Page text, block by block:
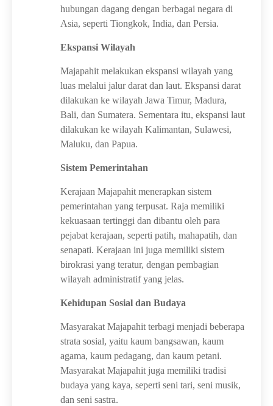
hubungan dagang dengan berbagai negara di
Asia, seperti Tiongkok, India, dan Persia.
Ekspansi Wilayah
Majapahit melakukan ekspansi wilayah yang
luas melalui jalur darat dan laut. Ekspansi darat
dilakukan ke wilayah Jawa Timur, Madura,
Bali, dan Sumatera. Sementara itu, ekspansi laut
dilakukan ke wilayah Kalimantan, Sulawesi,
Maluku, dan Papua.
Sistem Pemerintahan
Kerajaan Majapahit menerapkan sistem
pemerintahan yang terpusat. Raja memiliki
kekuasaan tertinggi dan dibantu oleh para
pejabat kerajaan, seperti patih, mahapatih, dan
senapati. Kerajaan ini juga memiliki sistem
birokrasi yang teratur, dengan pembagian
wilayah administratif yang jelas.
Kehidupan Sosial dan Budaya
Masyarakat Majapahit terbagi menjadi beberapa
strata sosial, yaitu kaum bangsawan, kaum
agama, kaum pedagang, dan kaum petani.
Masyarakat Majapahit juga memiliki tradisi
budaya yang kaya, seperti seni tari, seni musik,
dan seni sastra.